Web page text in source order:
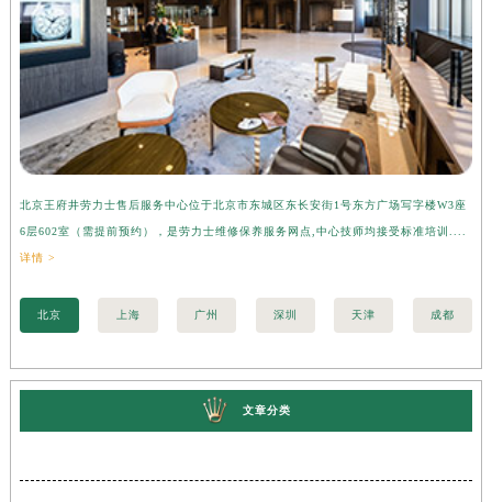
北京王府井劳力士售后服务中心位于北京市东城区东长安街1号东方广场写字楼W3座
6层602室（需提前预约），是劳力士维修保养服务网点,中心技师均接受标准培训....
详情 >
北京 上海 广州 深圳 天津 成都
文章分类